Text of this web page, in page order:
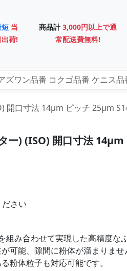
当
出荷!
商品計 3,000円以上で通
常配送費無料!
口寸法 14μm ピッチ 25μm
ー) (ISO) 開口寸法 14μm
さい
み合わせて実現した高精度なふ
可能、隙間に粉体が溜まりませ
粉体粒子も対応可能です。